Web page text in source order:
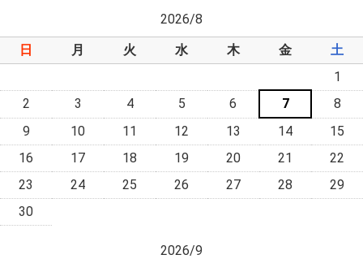
2026/8
日
月 火 水 木 金
土
1
2
3 4 5 6 7
8
9
10 11 12 13 14
15
16
17 18 19 20 21
22
23
24 25 26 27 28
29
30
2026/9